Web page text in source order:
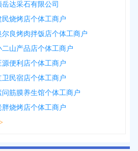
达采石有限公司
烧烤店个体工商户
良烤肉拌饭店个体工商户
山产品店个体工商户
便利店个体工商户
民宿店个体工商户
筋膜养生馆个体工商户
烧烤店个体工商户